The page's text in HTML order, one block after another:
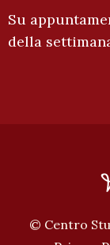
Su
della
© Centro